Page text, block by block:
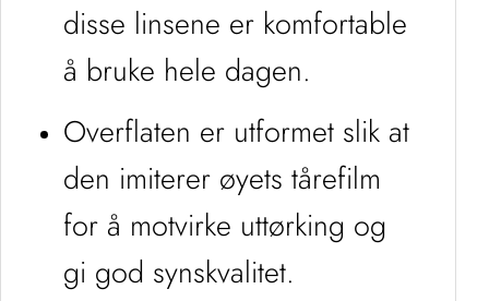
disse linsene er komfortable
å bruke hele dagen.
Overflaten er utformet slik at
den imiterer øyets tårefilm
for å motvirke uttørking og
gi god synskvalitet.